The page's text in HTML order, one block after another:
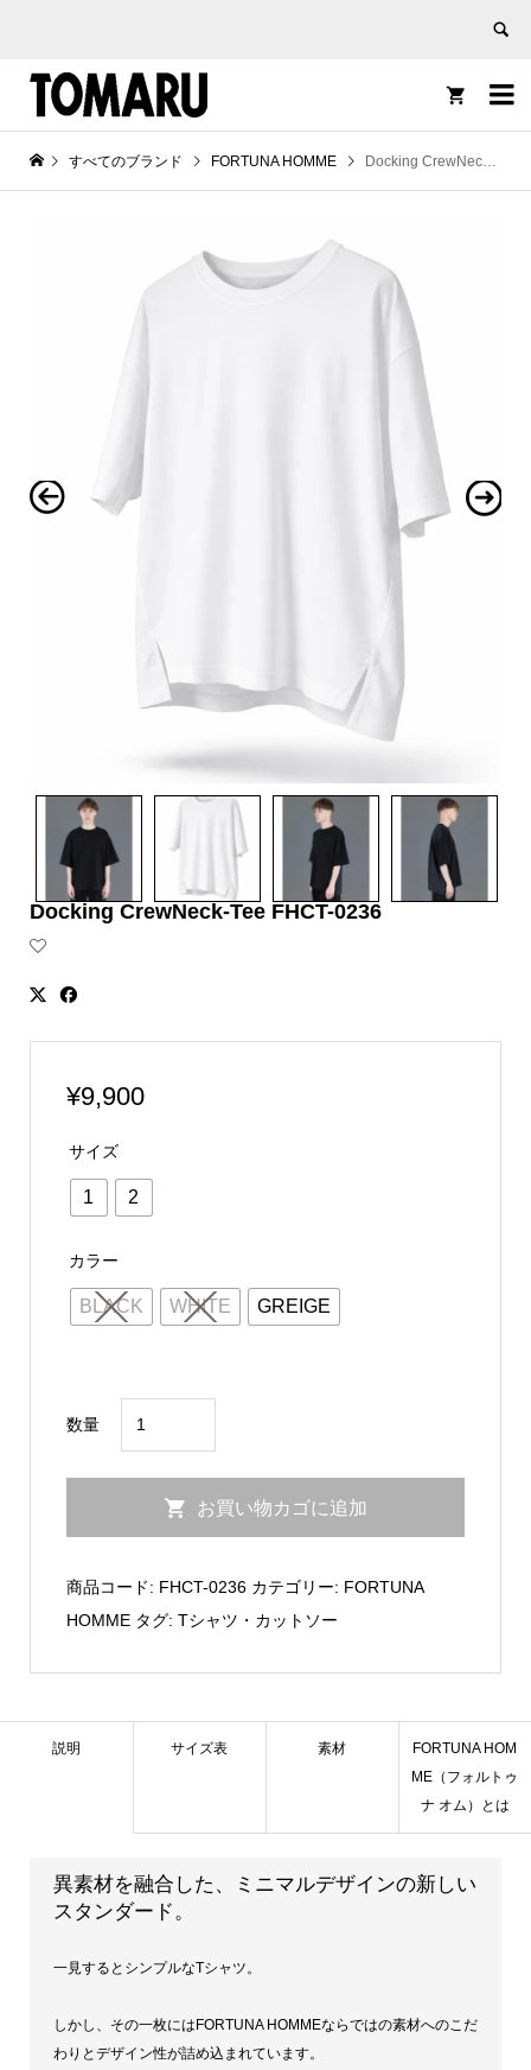


すべてのブランド FORTUNA HOMME Docking CrewNeck-Tee FHCT-0236
Docking CrewNeck-Tee FHCT-0236
¥9,900
サイズ
1 2
カラー
BLACK WHITE GREIGE
数量
CrewNeck-
Tee
FHCT-
お買い物カゴに追加
商品コード: FHCT-0236 カテゴリー: FORTUNA
HOMME タグ: Tシャツ・カットソー
説明 サイズ表 素材
FORTUNA HOM
ME（フォルトゥ
ナ オム）とは
異素材を融合した、ミニマルデザインの新しい
スタンダード。
一見するとシンプルなTシャツ。
しかし、その一枚にはFORTUNA HOMMEならではの素材へのこだ
わりとデザイン性が詰め込まれています。